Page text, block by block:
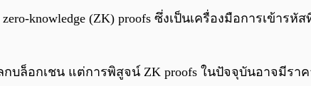
knowledge (ZK) proofs ซึ่งเป็นเครื่องมือการเข้า
ล็อกเชน แต่การพิสูจน์ ZK proofs ในปัจจุบันอาจมีร